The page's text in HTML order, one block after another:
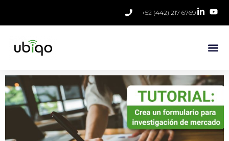
+52 (442) 217 6769